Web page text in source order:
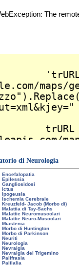
di Neurologia
Encefalopatia
Epilessia
Gangliosidosi
Ictus
Ipogeusia
Ischemia Cerebrale
Kreuzfeld- Jacob (Morbo di)
Malattia di Tay-Sachs
Malattie Neuromuscolari
Malattie Neuro-Muscolari
Miastenia
Morbo di Huntington
Morbo di Parkinson
Neuriti
Neurologia
Nevralgia
Nevralgia del Trigemino
Palifrasia
Palilalia